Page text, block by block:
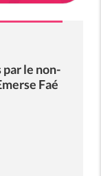
le non-
Faé